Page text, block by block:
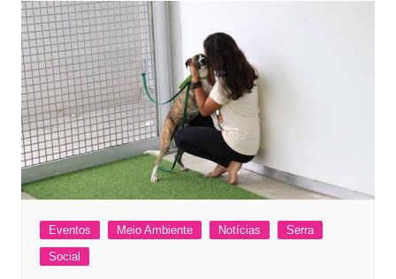
Eventos Meio Ambiente Notícias
Serra
Social